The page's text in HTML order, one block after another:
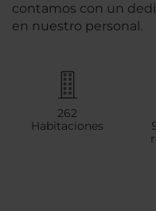
contamos con un
en nuestro personal.
262
Habitaciones